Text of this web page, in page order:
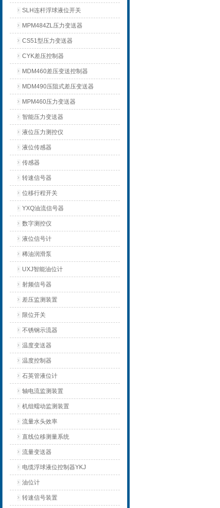
SLH连杆浮球液位开关
MPM484ZL压力变送器
CS51型压力变送器
CYK差压控制器
MDM460差压变送控制器
MDM490压阻式差压变送器
MPM460压力变送器
智能压力变送器
液位压力测控仪
液位传感器
传感器
转速信号器
位移行程开关
YXQ油流信号器
数字测控仪
液位信号计
稀油润滑泵
UXJ智能油位计
射频信号器
差压监测装置
限位开关
不锈钢示流器
温度变送器
温度控制器
石英管液位计
轴电流监测装置
机组蠕动监测装置
流量水头效率
直线位移测量系统
流量变送器
电缆浮球液位控制器YKJ
油位计
转速信号装置